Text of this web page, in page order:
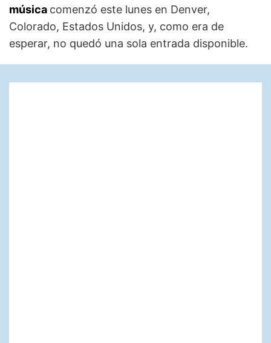
música comenzó este lunes en Denver,
Colorado, Estados Unidos, y, como era de
esperar, no quedó una sola entrada disponible.